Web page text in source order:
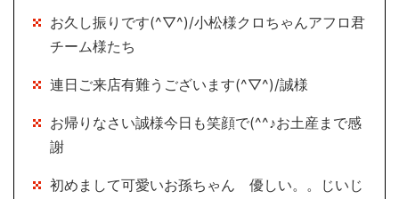
お久し振りです(^▽^)/小松様クロちゃんアフロ君
チーム様たち
連日ご来店有難うございます(^▽^)/誠様
お帰りなさい誠様今日も笑顔で(^^♪お土産まで感
謝
初めまして可愛いお孫ちゃん 優しい。。じいじ